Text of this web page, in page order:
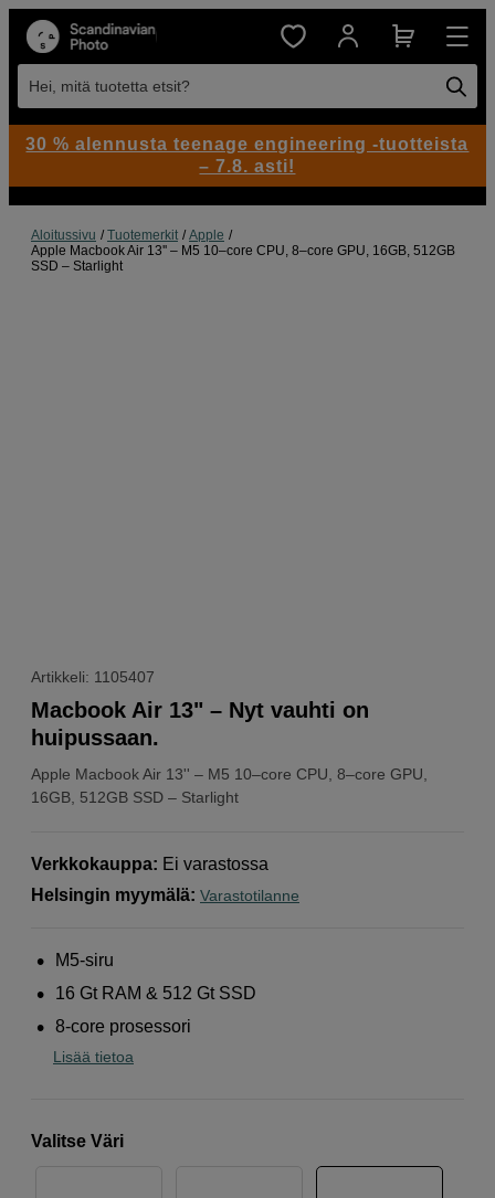
Hei, mitä tuotetta etsit?
Aloitussivu Tuotemerkit
Apple
Apple Macbook Air 13'' – M5 10–core CPU, 8–core GPU, 16GB, 512GB
SSD – Starlight
Artikkeli: 1105407
Apple Macbook Air 13'' – M5 10–core CPU, 8–core GPU,
16GB, 512GB SSD – Starlight
Macbook Air 13" – Nyt vauhti on
huipussaan.
Verkkokauppa: Ei varastossa
Helsingin myymälä: Varastotilanne
M5-siru
16 Gt RAM & 512 Gt SSD
8-core prosessori
Lisää tietoa
Valitse Väri
30 % alennusta teenage engineering -tuotteista
– 7.8. asti!